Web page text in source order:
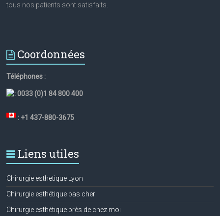
tous nos patients sont satisfaits.
Coordonnées
Téléphones :
:0033 (0)1 84 800 400
: +1 437-880-3675
Liens utiles
Chirurgie esthetique Lyon
Chirurgie esthétique pas cher
Chirurgie esthétique près de chez moi